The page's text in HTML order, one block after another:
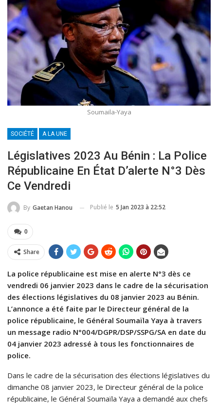
Soumaila-Yaya
SOCIÉTÉ A LA UNE
Législatives 2023 Au Bénin : La Police
Républicaine En État D’alerte N°3 Dès
Ce Vendredi
By Gaetan Hanou Publié le 5 Jan 2023 à 22:52
0
Share
La police républicaine est mise en alerte N°3 dès ce
vendredi 06 janvier 2023 dans le cadre de la sécurisation
des élections législatives du 08 janvier 2023 au Bénin.
L’annonce a été faite par le Directeur général de la
police républicaine, le Général Soumaïla Yaya à travers
un message radio N°004/DGPR/DSP/SSPG/SA en date du
04 janvier 2023 adressé à tous les fonctionnaires de
police.
Dans le cadre de la sécurisation des élections législatives du
dimanche 08 janvier 2023, le Directeur général de la police
républicaine, le Général Soumaïla Yaya a demandé aux chefs